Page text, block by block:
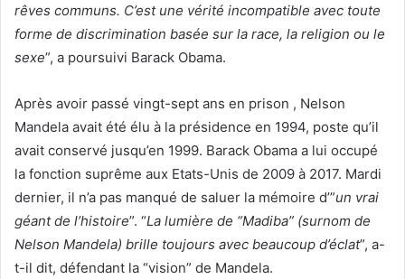
rêves communs. C’est une vérité incompatible avec toute
forme de discrimination basée sur la race, la religion ou le
sexe”, a poursuivi Barack Obama.
Après avoir passé vingt-sept ans en prison , Nelson
Mandela avait été élu à la présidence en 1994, poste qu’il
avait conservé jusqu’en 1999. Barack Obama a lui occupé
la fonction suprême aux Etats-Unis de 2009 à 2017. Mardi
dernier, il n’a pas manqué de saluer la mémoire d’”un vrai
géant de l’histoire”. “La lumière de “Madiba” (surnom de
Nelson Mandela) brille toujours avec beaucoup d’éclat”, a-
t-il dit, défendant la “vision” de Mandela.